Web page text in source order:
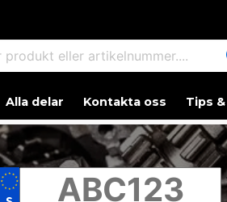
eller artikelnummer....
Alla delar Kontakta oss Tips